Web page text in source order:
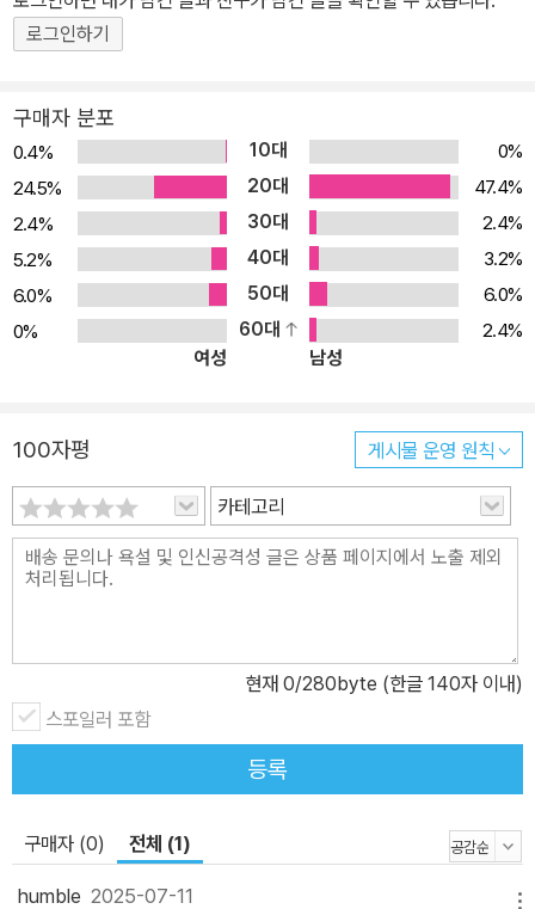
모든 프로젝트 예제에 대한 데모 동영상 제공
로그인하기
구매자 분포
0.4% 10대
0%
24.5%
20대
47.4%
2.4%
30대
2.4%
5.2%
40대
3.2%
6.0%
50대
6.0%
0%
60대
2.4%
여성
남성
100자평 게시물 운영 원칙
카테고리
현재 0/280byte (한글 140자 이내)
스포일러 포함
등록
구매자 (0) 전체 (1)
humble 2025-07-11